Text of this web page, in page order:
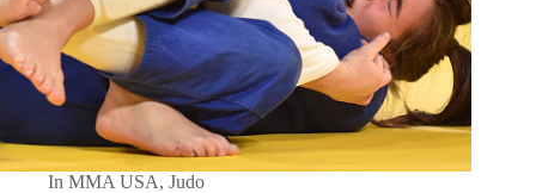
In MMA USA,Judo